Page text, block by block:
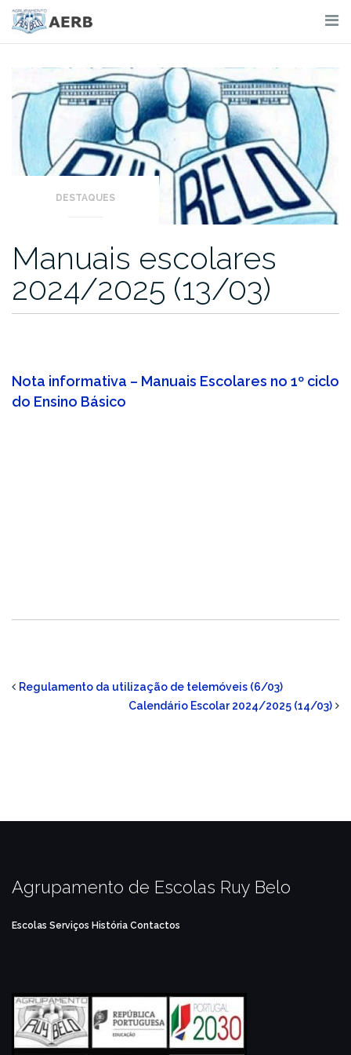
Skip
content
DESTAQUES
Manuais escolares
2024/2025 (13/03)
Nota informativa – Manuais Escolares no 1º ciclo
do Ensino Básico
Regulamento da utilização de telemóveis (6/03)
Calendário Escolar 2024/2025 (14/03)
Agrupamento de Escolas Ruy Belo
Escolas Serviços História Contactos